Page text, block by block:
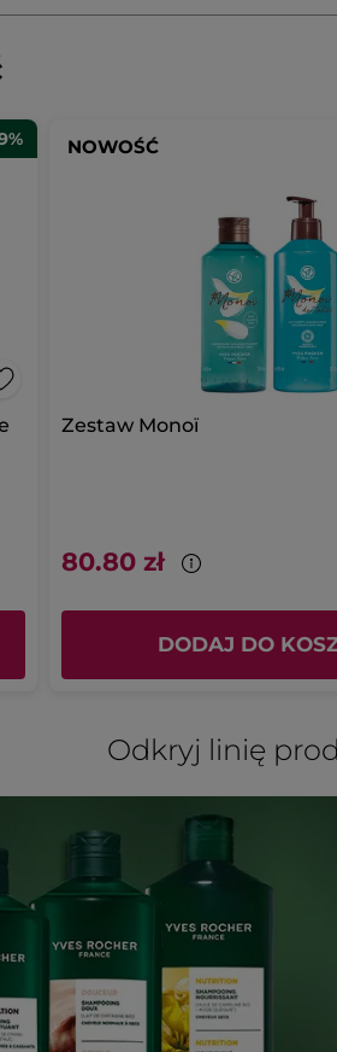
NOWOŚĆ
Zestaw Monoï
80.80 zł
DODAJ DO
Odkryj linię